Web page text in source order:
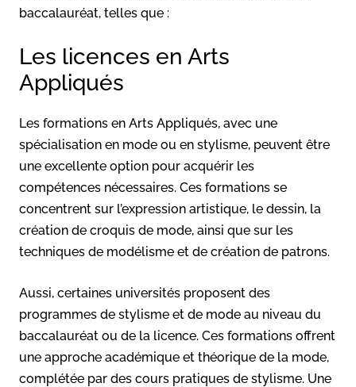
baccalauréat, telles que :
Les licences en Arts
Appliqués
Les formations en Arts Appliqués, avec une
spécialisation en mode ou en stylisme, peuvent être
une excellente option pour acquérir les
compétences nécessaires. Ces formations se
concentrent sur l’expression artistique, le dessin, la
création de croquis de mode, ainsi que sur les
techniques de modélisme et de création de patrons.
Aussi, certaines universités proposent des
programmes de stylisme et de mode au niveau du
baccalauréat ou de la licence. Ces formations offrent
une approche académique et théorique de la mode,
complétée par des cours pratiques de stylisme. Une